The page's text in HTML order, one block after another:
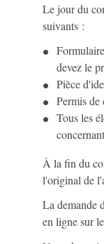
Le jour du
suivants :
devez le
Pièce
Permis
Tous les
À la fin du
l'original de
La demande
en ligne sur